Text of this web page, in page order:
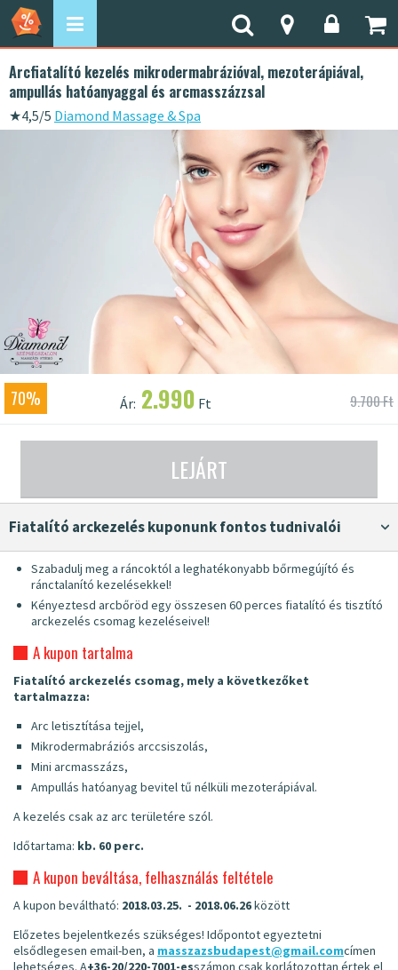
Arcfiatalító kezelés mikrodermabrázióval, mezoterápiával,
ampullás hatóanyaggal és arcmasszázzsal
★4,5/5 Diamond Massage & Spa
70% Ár: 2.990 Ft 9.700 Ft
LEJÁRT
fiatalító arckezelés kuponunk fontos tudnivalói
Szabadulj meg a ráncoktól a leghatékonyabb bőrmegújító és
ránctalanító kezelésekkel!
Kényeztesd arcbőröd egy összesen 60 perces fiatalító és tisztító
arckezelés csomag kezeléseivel!
A kupon tartalma
Fiatalító arckezelés csomag, mely a következőket
tartalmazza:
Arc letisztítása tejjel,
Mikrodermabráziós arccsiszolás,
Mini arcmasszázs,
Ampullás hatóanyag bevitel tű nélküli mezoterápiával.
A kezelés csak az arc területére szól.
Időtartama: kb. 60 perc.
A kupon beváltása, felhasználás feltétele
A kupon beváltható: 2018.03.25. - 2018.06.26között
Előzetes bejelentkezés szükséges! Időpontot egyeztetni
elsődlegesen email-ben, a masszazsbudapest@gmail.comcímen
lehetséges. A+36-20/220-7001-esszámon csak korlátozottan értek el